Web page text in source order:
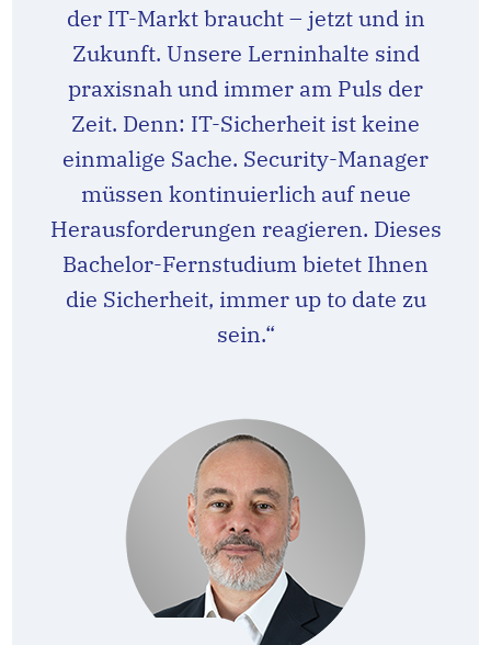
der IT-Markt braucht – jetzt und in
Zukunft. Unsere Lerninhalte sind
praxisnah und immer am Puls der
Zeit. Denn: IT-Sicherheit ist keine
einmalige Sache. Security-Manager
müssen kontinuierlich auf neue
Herausforderungen reagieren. Dieses
Bachelor-Fernstudium bietet Ihnen
die Sicherheit, immer up to date zu
sein.“